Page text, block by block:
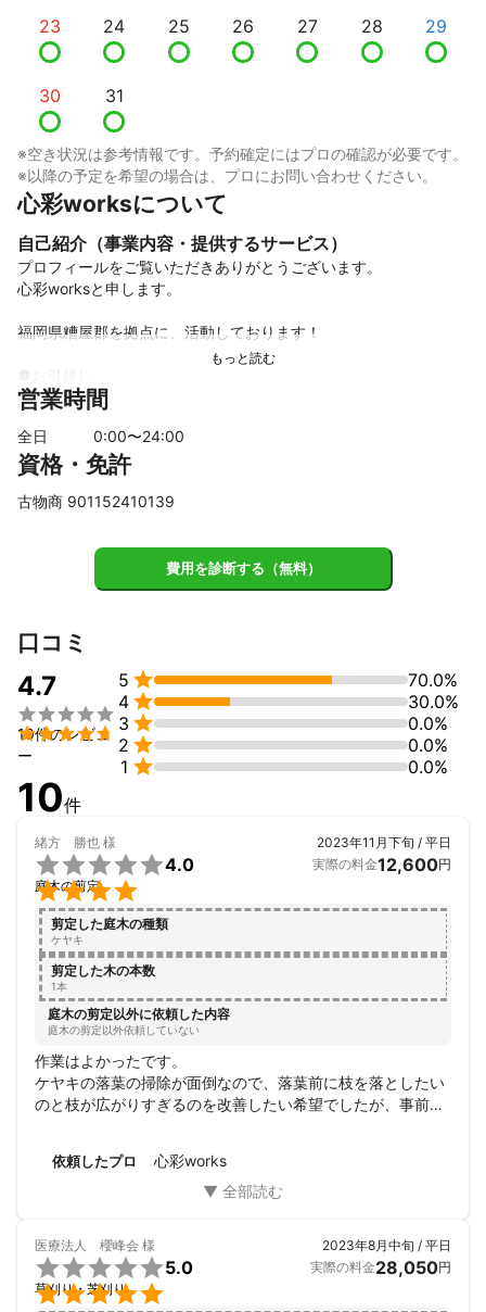
23 24 25 26 27 28 29
30 31
※空き状況は参考情報です。予約確定にはプロの確認が必要です。
※以降の予定を希望の場合は、プロにお問い合わせください。
心彩worksについて
自己紹介（事業内容・提供するサービス）
プロフィールをご覧いただきありがとうございます。
心彩worksと申します。
福岡県糟屋郡を拠点に、活動しております！
●家具・荷物の車両運搬、持ち運び
などを承っております。
営業時間
全日 0:00〜24:00
資格・免許
古物商 901152410139
費用を診断する（無料）
口コミ
4.7


10件のレビュ
ー
5 
70.0%
4 
30.0%
3 
0.0%
2 
0.0%
1  0.0%
10件
緒方 勝也 様


4.0
庭木の剪定
2023年11月下旬 / 平日
実際の料金12,600円
剪定した庭木の種類
ケヤキ
剪定した木の本数
1本
庭木の剪定以外に依頼した内容
庭木の剪定以外依頼していない
作業はよかったです。
ケヤキの落葉の掃除が面倒なので、落葉前に枝を落としたい
のと枝が広がりすぎるのを改善したい希望でしたが、事前の
依頼したプロ 心彩works
医療法人 櫻峰会 様


5.0
草刈り・芝刈り
2023年8月中旬 / 平日
実際の料金28,050円